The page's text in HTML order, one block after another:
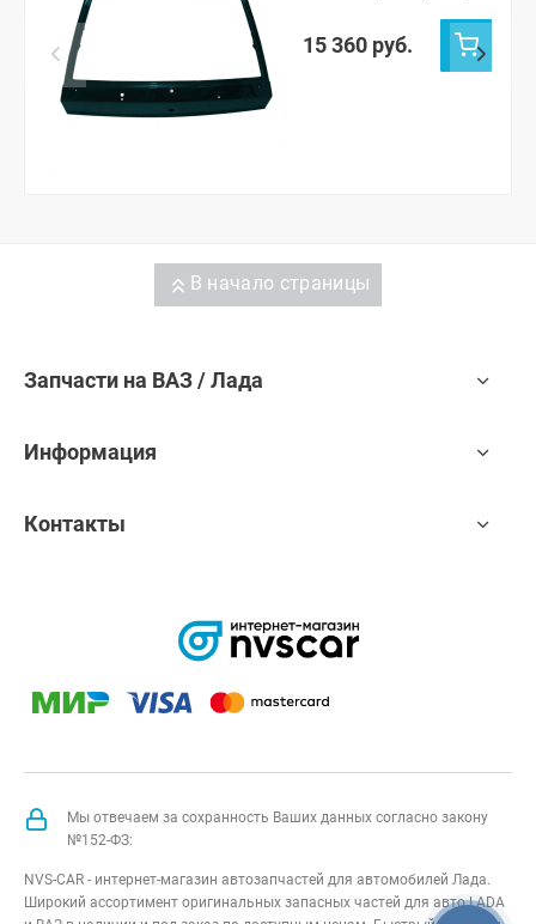
(Амулет 371)
15 360 руб.
В начало страницы
Запчасти на ВАЗ / Лада
Информация
Контакты
Мы отвечаем за сохранность Ваших данных согласно закону
№152-ФЗ:
NVS-CAR - интернет-магазин автозапчастей для автомобилей Лада.
Широкий ассортимент оригинальных запасных частей для авто LADA